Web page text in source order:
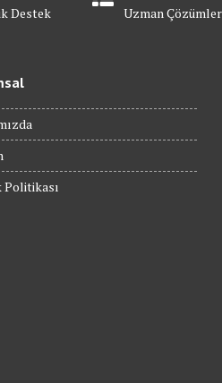
Destek
Uzman Çözümler